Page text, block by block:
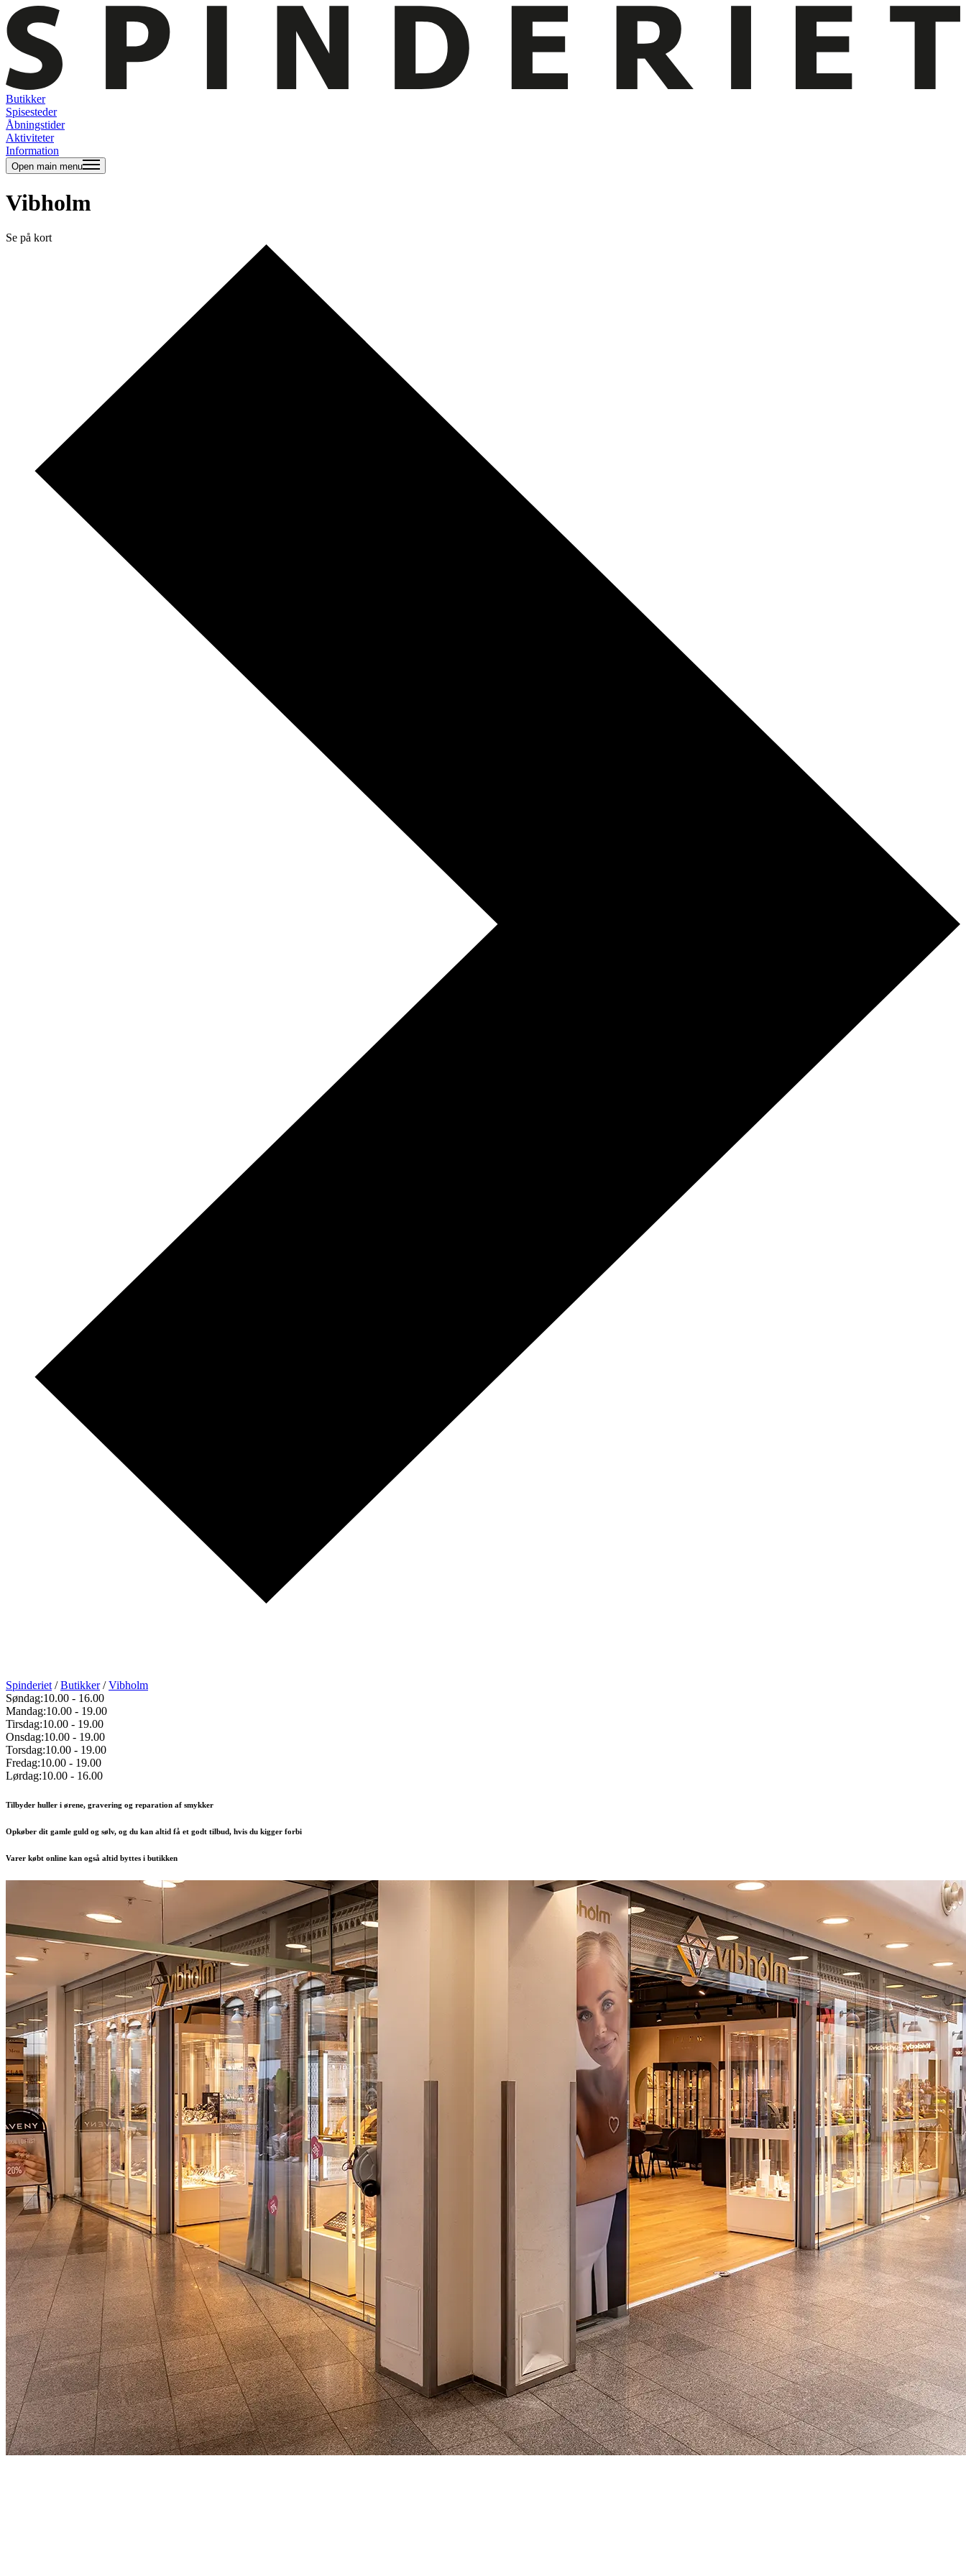
Butikker
Spisesteder
Åbningstider
Aktiviteter
Information
Open main menu
Vibholm
Se på kort
Spinderiet /Butikker/Vibholm
Søndag:10.00 - 16.00
Mandag:10.00 - 19.00
Tirsdag:10.00 - 19.00
Onsdag:10.00 - 19.00
Torsdag:10.00 - 19.00
Fredag:10.00 - 19.00
Lørdag:10.00 - 16.00
Tilbyder huller i ørene, gravering og reparation af smykker
Opkøber dit gamle guld og sølv, og du kan altid få et godt tilbud, hvis du kigger forbi
Varer købt online kan også altid byttes i butikken